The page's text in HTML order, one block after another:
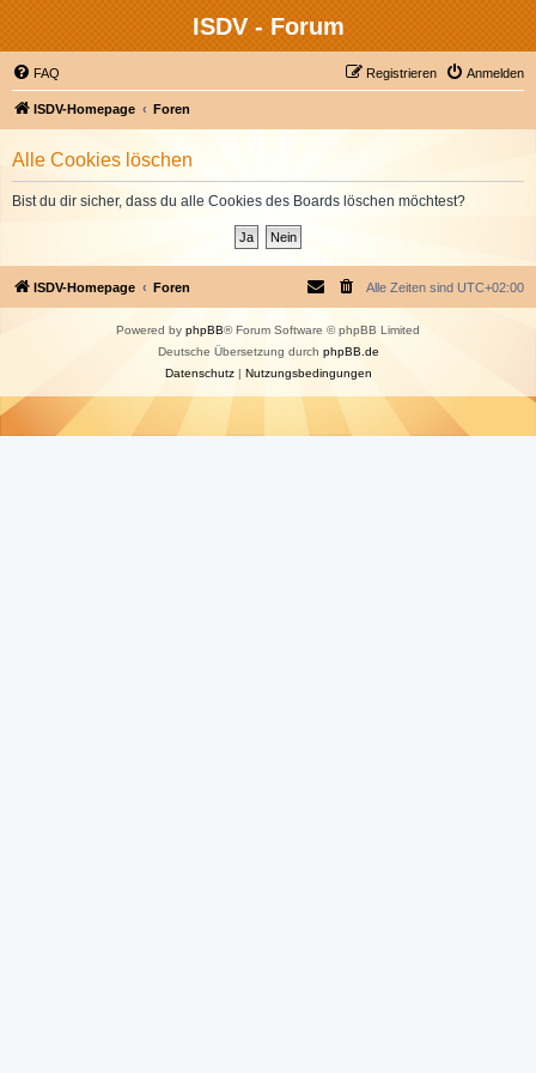
ISDV - Forum
FAQ Anmelden
Registrieren
ISDV-Homepage Foren
Alle Cookies löschen
Bist du dir sicher, dass du alle Cookies des Boards löschen möchtest?
ISDV-Homepage Foren Alle Zeiten sind UTC+02:00
Powered by phpBB® Forum Software © phpBB Limited
Deutsche Übersetzung durch phpBB.de
Datenschutz| Nutzungsbedingungen